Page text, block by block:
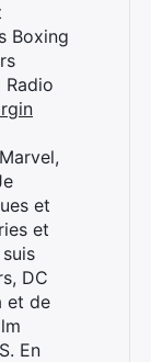
Boxing
et
et
DC
et de
En